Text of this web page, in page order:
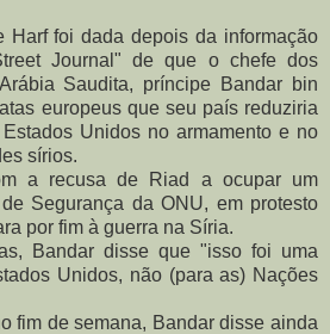
Harf foi dada depois da informação
Journal" de que o chefe dos
Saudita, príncipe Bandar bin
europeus que seu país reduziria
Unidos no armamento e no
sírios.
a recusa de Riad a ocupar um
Segurança da ONU, em protesto
por fim à guerra na Síria.
Bandar disse que "isso foi uma
Unidos, não (para as) Nações
fim de semana, Bandar disse ainda